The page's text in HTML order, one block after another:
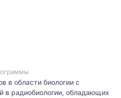
в области биологии с
в радиобиологии, обладающих